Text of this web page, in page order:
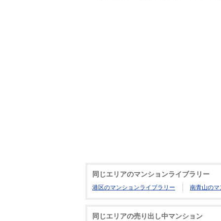
同じエリアのマンションライブラリー
港区のマンションライブラリー 南青山のマ
同じエリアの売り出し中マンション